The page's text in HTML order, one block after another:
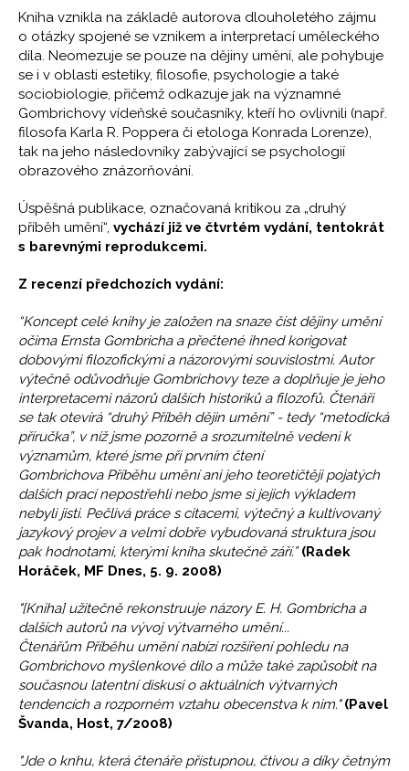
Kniha vznikla na základě autorova dlouholetého zájmu
o otázky spojené se vznikem a interpretací uměleckého
díla. Neomezuje se pouze na dějiny umění, ale pohybuje
se i v oblasti estetiky, filosofie, psychologie a také
sociobiologie, přičemž odkazuje jak na významné
Gombrichovy vídeňské současníky, kteří ho ovlivnili (např.
filosofa Karla R. Poppera či etologa Konrada Lorenze),
tak na jeho následovníky zabývající se psychologií
obrazového znázorňování.
Úspěšná publikace, označovaná kritikou za „druhý
příběh umění“, vychází již ve čtvrtém vydání, tentokrát
s barevnými reprodukcemi.
Z recenzí předchozích vydání:
“Koncept celé knihy je založen na snaze číst dějiny umění
očima Ernsta Gombricha a přečtené ihned korigovat
dobovými filozofickými a názorovými souvislostmi. Autor
výtečně odůvodňuje Gombrichovy teze a doplňuje je jeho
interpretacemi názorů dalších historiků a filozofů. Čtenáři
se tak otevírá “druhý Příběh dějin umění” - tedy “metodická
příručka”, v níž jsme pozorně a srozumitelně vedeni k
významům, které jsme při prvním čtení
Gombrichova Příběhu umění ani jeho teoretičtěji pojatých
dalších prací nepostřehli nebo jsme si jejich výkladem
nebyli jisti. Pečlivá práce s citacemi, výtečný a kultivovaný
jazykový projev a velmi dobře vybudovaná struktura jsou
pak hodnotami, kterými kniha skutečně září.” (Radek
Horáček, MF Dnes, 5. 9. 2008)
"[Kniha] užitečně rekonstruuje názory E. H. Gombricha a
dalších autorů na vývoj výtvarného umění...
Čtenářům Příběhu umění nabízí rozšíření pohledu na
Gombrichovo myšlenkové dílo a může také zapůsobit na
současnou latentní diskusi o aktuálních výtvarných
tendencích a rozporném vztahu obecenstva k nim." (Pavel
Švanda, Host, 7/2008)
"Jde o knhu, která čtenáře přístupnou, čtivou a díky četným